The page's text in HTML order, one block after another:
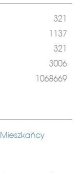
321
1137
321
3006
1068669